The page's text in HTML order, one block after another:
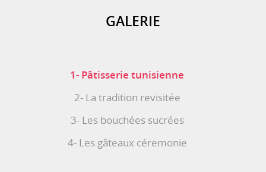
GALERIE
1- Pâtisserie tunisienne
2- La tradition revisitée
3- Les bouchées sucrées
4- Les gâteaux céremonie